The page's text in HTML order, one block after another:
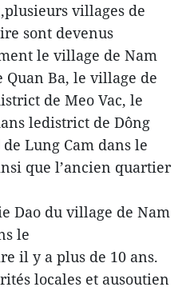
villages de
sont devenus
le village de Nam
Ba, le village de
de Meo Vac, le
ledistrict de Dông
Lung Cam dans le
que l’ancien quartier
Dao du village de Nam
le
il y a plus de 10 ans.
locales et ausoutien